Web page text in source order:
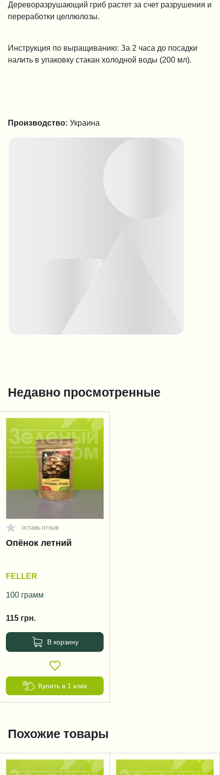
Дереворазрушающий гриб растет за счет разрушения и
переработки целлюлозы.
Инструкция по выращиванию: За 2 часа до посадки
налить в упаковку стакан холодной воды (200 мл).
Производство: Украина
Недавно просмотренные
оставь отзыв
Опёнок летний
FELLER
100 грамм
115 грн.
В корзину
Купить в 1 клик
Похожие товары